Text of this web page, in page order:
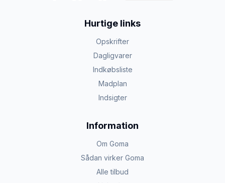
Hurtige links
Opskrifter
Dagligvarer
Indkøbsliste
Madplan
Indsigter
Information
Om Goma
Sådan virker Goma
Alle tilbud